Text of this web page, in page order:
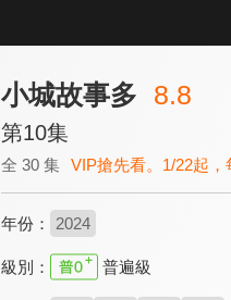
小城故事多 8.8
第10集
全 30 集 VIP搶先看。1/22起，
年份： 2024
級別： 普遍級